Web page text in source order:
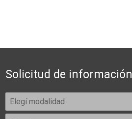
Solicitud de información